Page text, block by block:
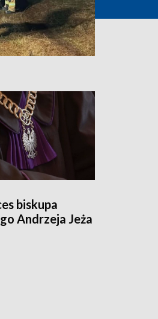
biskupa
Andrzeja Jeża